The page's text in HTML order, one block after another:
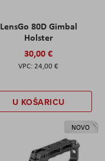
LensGo 80D Gimbal
Holster
30,00 €
24,00 €
U KOŠARICU
NOVO